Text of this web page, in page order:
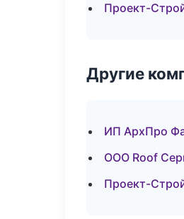
Проект-
Другие
ИП АрхПро
ООО Roof
Проект-